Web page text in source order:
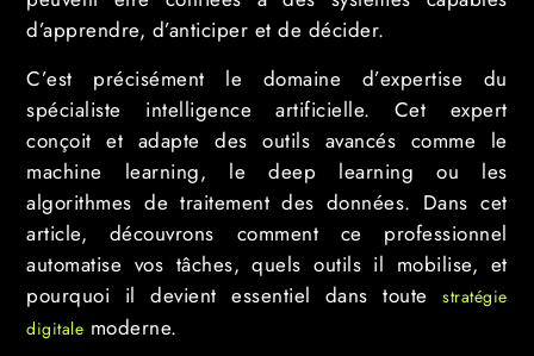
d’apprendre, d’anticiper et de décider.
C’est précisément le domaine d’expertise du
spécialiste intelligence artificielle. Cet expert
conçoit et adapte des outils avancés comme le
machine learning, le deep learning ou les
algorithmes de traitement des données. Dans cet
article, découvrons comment ce professionnel
automatise vos tâches, quels outils il mobilise, et
pourquoi il devient essentiel dans toute
stratégie
digitale moderne.